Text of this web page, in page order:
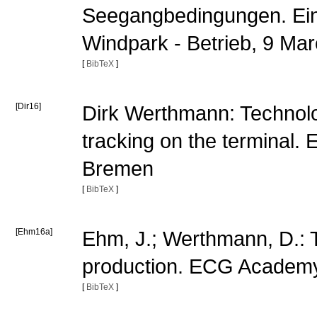
Seegangbedingungen.
Windpark - Betrieb, 9
[ BibTeX ]
[Dir16]
Dirk Werthmann:
tracking on the terminal.
Bremen
[ BibTeX ]
[Ehm16a]
Ehm, J.; Werthmann, D.:
production. ECG
[ BibTeX ]